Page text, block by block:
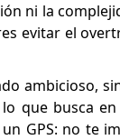
ni la
evitar el
ambicioso,
que busca
GPS: no te